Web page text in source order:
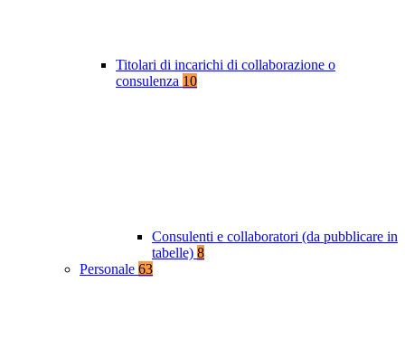
Titolari di incarichi di collaborazione o
consulenza 10
Consulenti e collaboratori (da pubblicare in
tabelle) 8
Personale 63